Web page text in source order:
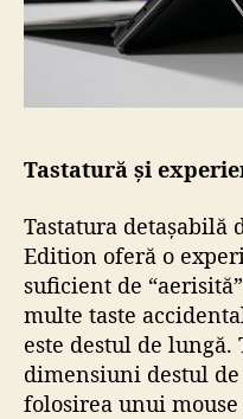
Tastatură și
Tastatura detașabilă
Edition oferă o
suficient de
multe taste
este destul de lungă.
dimensiuni destul
folosirea unui